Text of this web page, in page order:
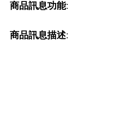
商品訊息功能:
商品訊息描述: